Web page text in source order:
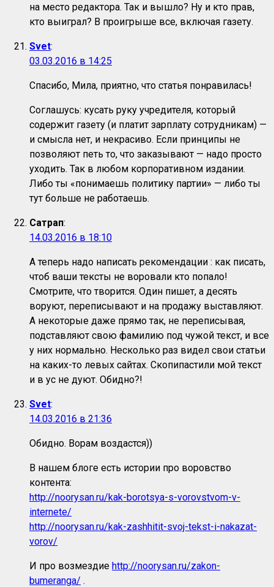
на место редактора. Так и вышло? Ну и кто прав,
кто выиграл? В проигрыше все, включая газету.
Svet:
03.03.2016 в 14:25
Спасибо, Мила, приятно, что статья понравилась!
Соглашусь: кусать руку учредителя, который
содержит газету (и платит зарплату сотрудникам) —
и смысла нет, и некрасиво. Если принципы не
позволяют петь то, что заказывают — надо просто
уходить. Так в любом корпоративном издании.
Либо ты «понимаешь политику партии» — либо ты
тут больше не работаешь.
Сатрап:
14.03.2016 в 18:10
А теперь надо написать рекомендации : как писать,
чтоб ваши тексты не воровали кто попало!
Смотрите, что творится. Один пишет, а десять
воруют, переписывают и на продажу выставляют.
А некоторые даже прямо так, не переписывая,
подставляют свою фамилию под чужой текст, и все
у них нормально. Несколько раз видел свои статьи
на каких-то левых сайтах. Скопипастили мой текст
и в ус не дуют. Обидно?!
Svet:
14.03.2016 в 21:36
Обидно. Ворам воздастся))
В нашем блоге есть истории про воровство
контента:
http://noorysan.ru/kak-borotsya-s-vorovstvom-v-
internete/
http://noorysan.ru/kak-zashhitit-svoj-tekst-i-nakazat-
vorov/
И про возмездие http://noorysan.ru/zakon-
bumeranga/ .